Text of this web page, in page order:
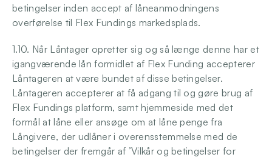
betingelser inden accept af låneanmodningens
overførelse til Flex Fundings markedsplads.
1.10. Når Låntager opretter sig og så længe denne har et
igangværende lån formidlet af Flex Funding accepterer
Låntageren at være bundet af disse betingelser.
Låntageren accepterer at få adgang til og gøre brug af
Flex Fundings platform, samt hjemmeside med det
formål at låne eller ansøge om at låne penge fra
Långivere, der udlåner i overensstemmelse med de
betingelser der fremgår af ’Vilkår og betingelser for